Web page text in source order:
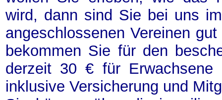
wird, dann sind Sie bei uns
angeschlossenen Vereinen
bekommen Sie für den
derzeit 30 € für
inklusive Versicherung und